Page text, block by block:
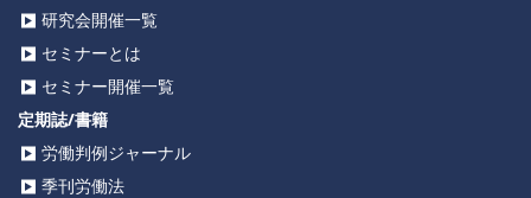
研究会開催一覧
セミナーとは
セミナー開催一覧
定期誌/書籍
労働判例ジャーナル
季刊労働法